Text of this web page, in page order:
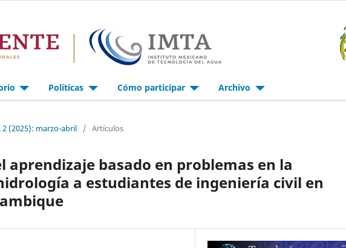
Políticas Cómo participar Archivo
2 (2025): marzo-abril / Artículos
aprendizaje basado en problemas en la
a estudiantes de ingeniería civil en